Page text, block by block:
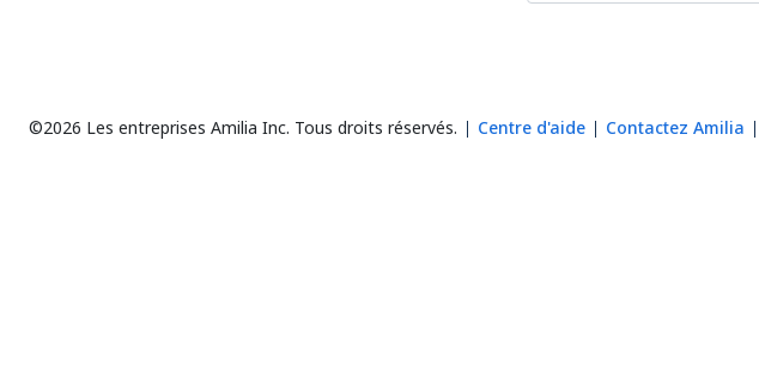
©2026 Les entreprises Amilia Inc. Tous droits réservés. Centre d'aide Contactez Amilia